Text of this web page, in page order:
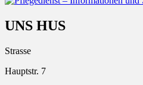
UNS HUS
Strasse
Hauptstr. 7